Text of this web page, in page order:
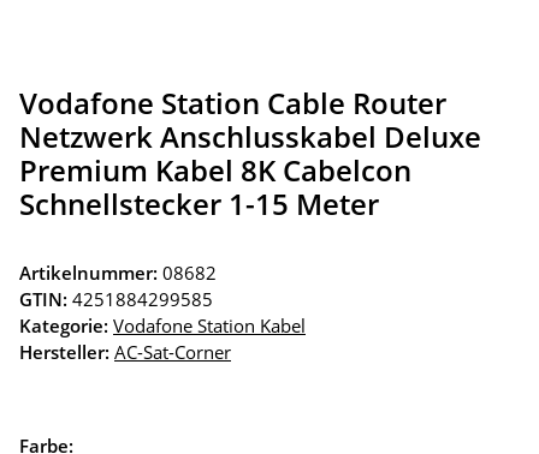
Vodafone Station Cable Router
Netzwerk Anschlusskabel Deluxe
Premium Kabel 8K Cabelcon
Schnellstecker 1-15 Meter
Artikelnummer: 08682
GTIN: 4251884299585
Kategorie: Vodafone Station Kabel
Hersteller: AC-Sat-Corner
Farbe: